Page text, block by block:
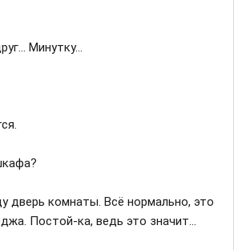
Минутку…
дверь комнаты. Всё нормально, это
Постой-ка, ведь это значит…